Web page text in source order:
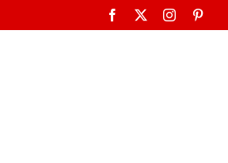
Facebook Instagram